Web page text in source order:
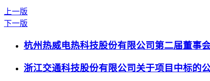
上一版
下一版
杭州热威电热科技股份有限公司第二届董事
浙江交通科技股份有限公司关于项目中标的